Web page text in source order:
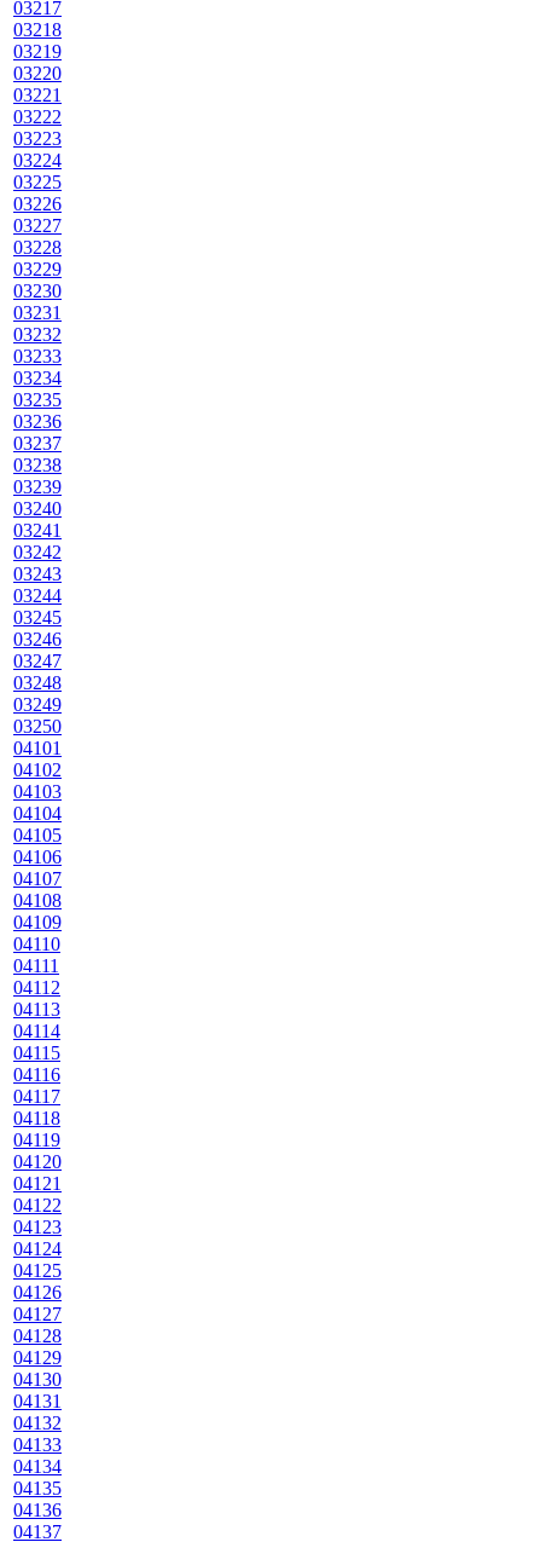
03217
03218
03219
03220
03221
03222
03223
03224
03225
03226
03227
03228
03229
03230
03231
03232
03233
03234
03235
03236
03237
03238
03239
03240
03241
03242
03243
03244
03245
03246
03247
03248
03249
03250
04101
04102
04103
04104
04105
04106
04107
04108
04109
04110
04111
04112
04113
04114
04115
04116
04117
04118
04119
04120
04121
04122
04123
04124
04125
04126
04127
04128
04129
04130
04131
04132
04133
04134
04135
04136
04137